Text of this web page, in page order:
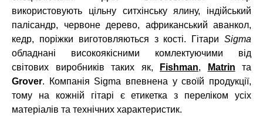
використовують цільну ситхінську ялину, індійський
палісандр, червоне дерево, африканський аванкол,
кедр, поріжки виготовляються з кості. Гітари Sigma
обладнані високоякісними комлектуючими від
світових виробників таких як,
Fishman, Matrin та
Grover. Компанія Sigma впевнена у своїй продукції,
тому на кожній гітарі є етикетка з переліком усіх
матеріалів та технічних характеристик.